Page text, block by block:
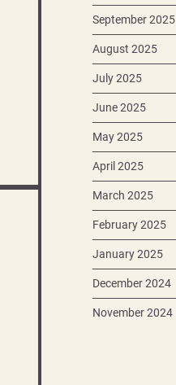
September 2025
August 2025
July 2025
June 2025
May 2025
April 2025
March 2025
February 2025
January 2025
December 2024
November 2024